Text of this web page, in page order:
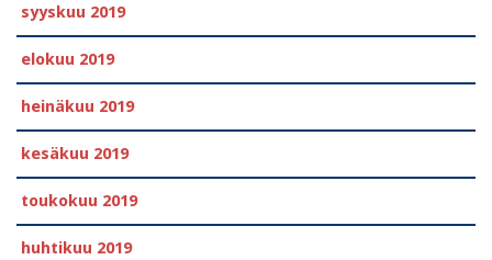
syyskuu 2019
elokuu 2019
heinäkuu 2019
kesäkuu 2019
toukokuu 2019
huhtikuu 2019